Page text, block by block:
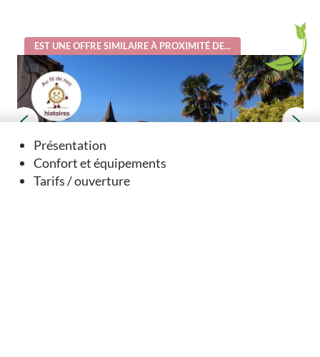
Présentation
Confort et équipements
Tarifs / ouverture
EST UNE OFFRE SIMILAIRE À PROXIMITÉ DE...